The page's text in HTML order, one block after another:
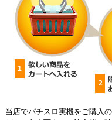
当店でパチスロ実機をご購入